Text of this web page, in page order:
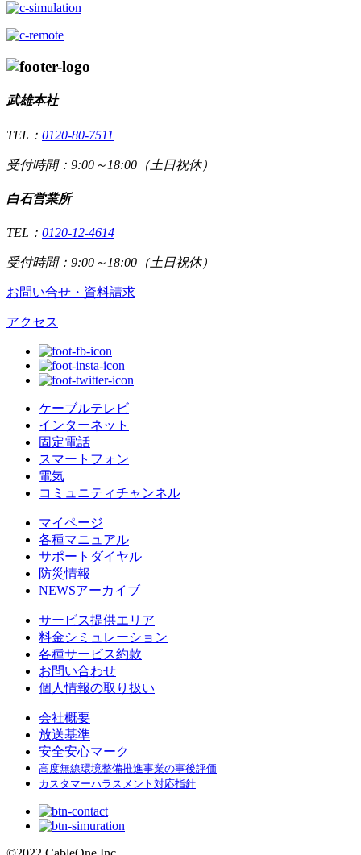
武雄本社
TEL： 0120-80-7511
受付時間：9:00～18:00（土日祝休）
白石営業所
TEL： 0120-12-4614
受付時間：9:00～18:00（土日祝休）
お問い合せ・資料請求
アクセス
ケーブルテレビ
インターネット
固定電話
スマートフォン
電気
コミュニティチャンネル
マイページ
各種マニュアル
サポートダイヤル
防災情報
NEWSアーカイブ
サービス提供エリア
料金シミュレーション
各種サービス約款
お問い合わせ
個人情報の取り扱い
会社概要
放送基準
安全安心マーク
高度無線環境整備推進事業の事後評価
カスタマーハラスメント対応指針